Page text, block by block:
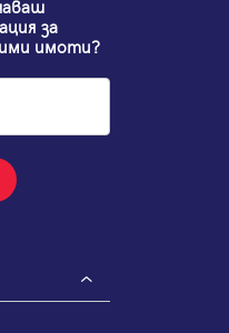
за
имоти?